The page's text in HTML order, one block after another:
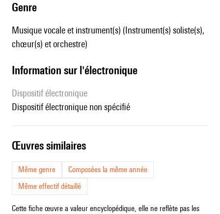
genre
Musique vocale et instrument(s) (Instrument(s) soliste(s),
chœur(s) et orchestre)
Information sur l'électronique
Dispositif électronique
dispositif électronique non spécifié
œuvres similaires
Même genre
Composées la même année
Même effectif détaillé
Cette fiche œuvre a valeur encyclopédique, elle ne reflète pas les